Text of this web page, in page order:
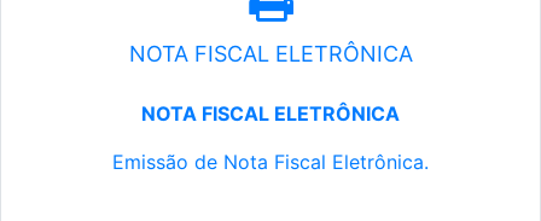
NOTA FISCAL ELETRÔNICA
NOTA FISCAL ELETRÔNICA
Emissão de Nota Fiscal Eletrônica.